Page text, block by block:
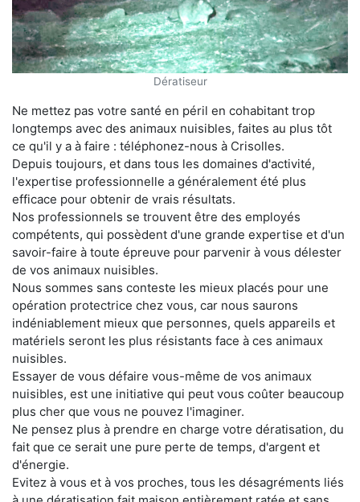
Dératiseur
Ne mettez pas votre santé en péril en cohabitant trop
longtemps avec des animaux nuisibles, faites au plus tôt
ce qu'il y a à faire : téléphonez-nous à Crisolles.
Depuis toujours, et dans tous les domaines d'activité,
l'expertise professionnelle a généralement été plus
efficace pour obtenir de vrais résultats.
Nos professionnels se trouvent être des employés
compétents, qui possèdent d'une grande expertise et d'un
savoir-faire à toute épreuve pour parvenir à vous délester
de vos animaux nuisibles.
Nous sommes sans conteste les mieux placés pour une
opération protectrice chez vous, car nous saurons
indéniablement mieux que personnes, quels appareils et
matériels seront les plus résistants face à ces animaux
nuisibles.
Essayer de vous défaire vous-même de vos animaux
nuisibles, est une initiative qui peut vous coûter beaucoup
plus cher que vous ne pouvez l'imaginer.
Ne pensez plus à prendre en charge votre dératisation, du
fait que ce serait une pure perte de temps, d'argent et
d'énergie.
Evitez à vous et à vos proches, tous les désagréments liés